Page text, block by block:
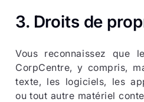
3. Droits de
Vous reconnaissez que
CorpCentre, y compris,
texte, les logiciels, les
ou tout autre matériel